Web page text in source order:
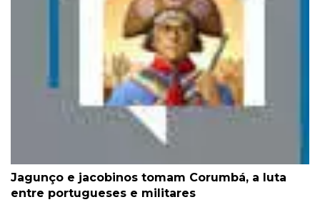
Jagunço e jacobinos tomam Corumbá, a luta
entre portugueses e militares